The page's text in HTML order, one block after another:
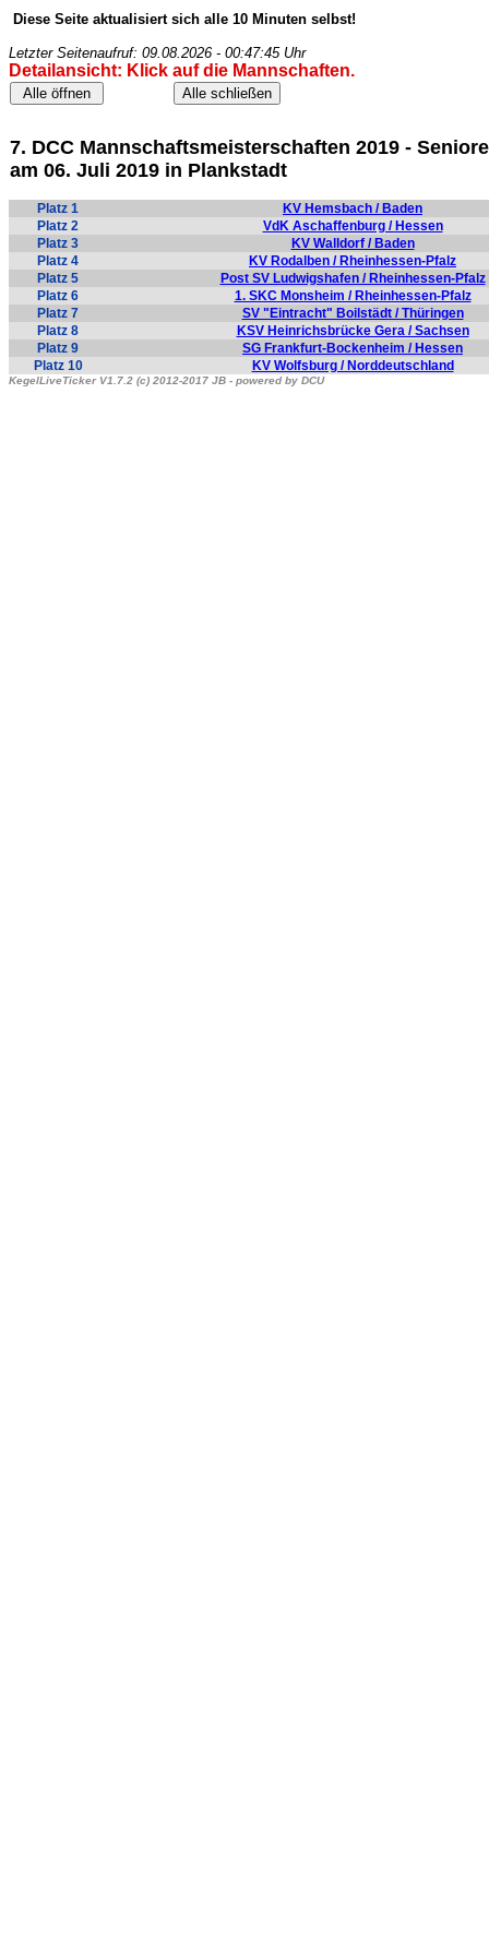
Diese Seite aktualisiert sich alle 10 Minuten selbst!
Letzter Seitenaufruf: 09.08.2026 - 00:47:45 Uhr
Detailansicht: Klick auf die Mannschaften.
7. DCC Mannschaftsmeisterschaften 2019 -
am 06. Juli 2019 in Plankstadt
Platz 1
KV Hemsbach / Baden
Platz 2
VdK Aschaffenburg / Hessen
Platz 3
KV Walldorf / Baden
Platz 4
KV Rodalben / Rheinhessen-Pfalz
Platz 5
Post SV Ludwigshafen / Rheinhessen-Pfalz
Platz 6
1. SKC Monsheim / Rheinhessen-Pfalz
Platz 7
SV "Eintracht" Boilstädt / Thüringen
Platz 8
KSV Heinrichsbrücke Gera / Sachsen
Platz 9
SG Frankfurt-Bockenheim / Hessen
Platz 10
KV Wolfsburg / Norddeutschland
KegelLiveTicker V1.7.2 (c) 2012-2017 JB - powered by DCU